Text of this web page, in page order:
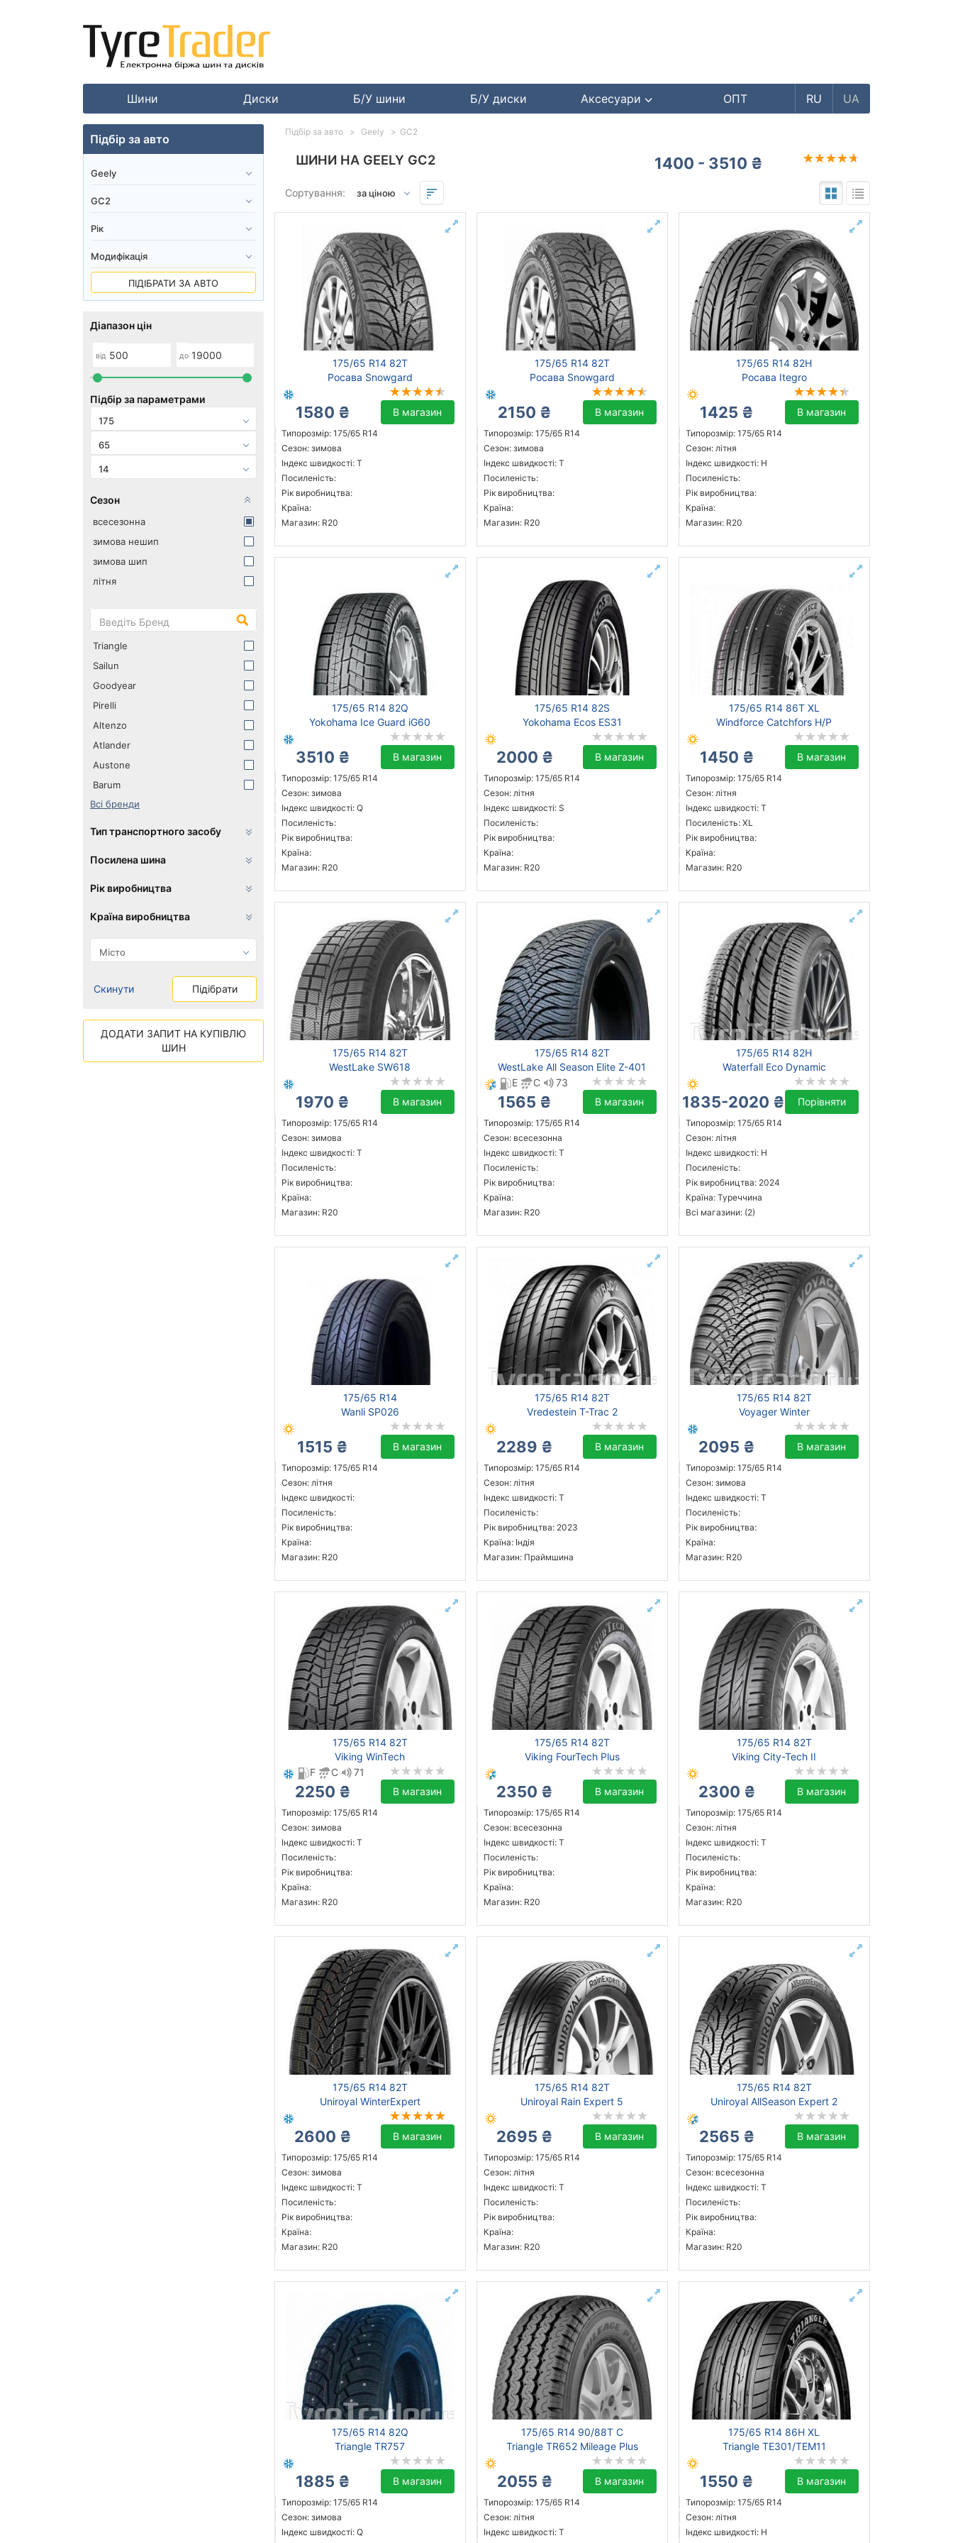
Шини Диски Б/У шини Б/У диски Аксесуари ОПТ RU UA
ШИНИ НА GEELY GC2 1400 - 3510 ₴
Сортування:
175/65 R14 82T
Росава Snowgard
1580 ₴ В магазин
Типорозмір: 175/65 R14
Сезон: зимова
Індекс швидкості: T
Посиленість:
Рік виробництва:
Країна:
Магазин: R20
175/65 R14 82T
Росава Snowgard
2150 ₴ В магазин
Типорозмір: 175/65 R14
Сезон: зимова
Індекс швидкості: T
Посиленість:
Рік виробництва:
Країна:
Магазин: R20
175/65 R14 82H
Росава Itegro
1425 ₴ В магазин
Типорозмір: 175/65 R14
Сезон: літня
Індекс швидкості: H
Посиленість:
Рік виробництва:
Країна:
Магазин: R20
175/65 R14 82Q
Yokohama Ice Guard iG60
3510 ₴ В магазин
Типорозмір: 175/65 R14
Сезон: зимова
Індекс швидкості: Q
Посиленість:
Рік виробництва:
Країна:
Магазин: R20
175/65 R14 82S
Yokohama Ecos ES31
2000 ₴ В магазин
Типорозмір: 175/65 R14
Сезон: літня
Індекс швидкості: S
Посиленість:
Рік виробництва:
Країна:
Магазин: R20
175/65 R14 86T XL
Windforce Catchfors H/P
1450 ₴ В магазин
Типорозмір: 175/65 R14
Сезон: літня
Індекс швидкості: T
Посиленість: XL
Рік виробництва:
Країна:
Магазин: R20
175/65 R14 82T
WestLake SW618
1970 ₴ В магазин
Типорозмір: 175/65 R14
Сезон: зимова
Індекс швидкості: T
Посиленість:
Рік виробництва:
Країна:
Магазин: R20
175/65 R14 82T
WestLake All Season Elite Z-401
E
C 73
1565 ₴ В магазин
Типорозмір: 175/65 R14
Сезон: всесезонна
Індекс швидкості: T
Посиленість:
Рік виробництва:
Країна:
Магазин: R20
175/65 R14 82H
Waterfall Eco Dynamic
1835-2020 ₴ Порівняти
Типорозмір: 175/65 R14
Сезон: літня
Індекс швидкості: H
Посиленість:
Рік виробництва: 2024
Країна: Туреччина
Всі магазини: (2)
175/65 R14
Wanli SP026
1515 ₴ В магазин
Типорозмір: 175/65 R14
Сезон: літня
Індекс швидкості:
Посиленість:
Рік виробництва:
Країна:
Магазин: R20
175/65 R14 82T
Vredestein T-Trac 2
2289 ₴ В магазин
Типорозмір: 175/65 R14
Сезон: літня
Індекс швидкості: T
Посиленість:
Рік виробництва: 2023
Країна: Індія
Магазин: Праймшина
175/65 R14 82T
Voyager Winter
2095 ₴ В магазин
Типорозмір: 175/65 R14
Сезон: зимова
Індекс швидкості: T
Посиленість:
Рік виробництва:
Країна:
Магазин: R20
175/65 R14 82T
Viking WinTech
F
C 71
2250 ₴ В магазин
Типорозмір: 175/65 R14
Сезон: зимова
Індекс швидкості: T
Посиленість:
Рік виробництва:
Країна:
Магазин: R20
175/65 R14 82T
Viking FourTech Plus
2350 ₴ В магазин
Типорозмір: 175/65 R14
Сезон: всесезонна
Індекс швидкості: T
Посиленість:
Рік виробництва:
Країна:
Магазин: R20
175/65 R14 82T
Viking City-Tech II
2300 ₴ В магазин
Типорозмір: 175/65 R14
Сезон: літня
Індекс швидкості: T
Посиленість:
Рік виробництва:
Країна:
Магазин: R20
175/65 R14 82T
Uniroyal WinterExpert
2600 ₴ В магазин
Типорозмір: 175/65 R14
Сезон: зимова
Індекс швидкості: T
Посиленість:
Рік виробництва:
Країна:
Магазин: R20
175/65 R14 82T
Uniroyal Rain Expert 5
2695 ₴ В магазин
Типорозмір: 175/65 R14
Сезон: літня
Індекс швидкості: T
Посиленість:
Рік виробництва:
Країна:
Магазин: R20
175/65 R14 82T
Uniroyal AllSeason Expert 2
2565 ₴ В магазин
Типорозмір: 175/65 R14
Сезон: всесезонна
Індекс швидкості: T
Посиленість:
Рік виробництва:
Країна:
Магазин: R20
175/65 R14 82Q
Triangle TR757
1885 ₴ В магазин
Типорозмір: 175/65 R14
Сезон: зимова
Індекс швидкості: Q
175/65 R14 90/88T C
Triangle TR652 Mileage Plus
2055 ₴ В магазин
Типорозмір: 175/65 R14
Сезон: літня
Індекс швидкості: T
175/65 R14 86H XL
Triangle TE301/TEM11
1550 ₴ В магазин
Типорозмір: 175/65 R14
Сезон: літня
Індекс швидкості: H
Підбір за авто Geely GC2
Підбір за авто
ПІДІБРАТИ ЗА АВТО
Діапазон цін
від до
Підбір за параметрами
175
65
14
Сезон
всесезонна
зимова нешип
зимова шип
літня
Triangle
Sailun
Goodyear
Pirelli
Altenzo
Atlander
Austone
Barum
Всі бренди
Тип транспортного засобу
Посилена шина
Рік виробництва
Країна виробництва
Скинути Підібрати
ДОДАТИ ЗАПИТ НА КУПІВЛЮ
ШИН